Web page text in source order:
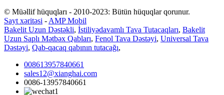
© Müəllif hüquqları - 2010-2023: Bütün hüquqlar qorunur.
Sayt xəritəsi - AMP Mobil
Bakelit Uzun Dəstəkli, İstiliyədavamlı Tava Tutacaqları, Bakelit
Uzun Saplı Mətbəx Qabları, Fenol Tava Dəstəyi, Universal Tava
Dəstəyi, Qab-qacaq qabının tutacağı,
008613957840661
sales12@xianghai.com
0086-13957840661